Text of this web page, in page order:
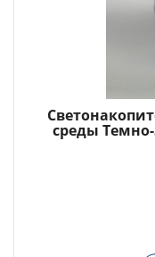
среды